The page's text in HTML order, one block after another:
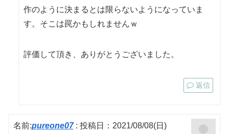
作のように決まるとは限らないようになっていま
す。そこは罠かもしれませんｗ
評価して頂き、ありがとうございました。
返信
名前:pureone07: 投稿日：2021/08/08(日)